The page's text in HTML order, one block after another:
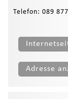
Telefon: 089
Adresse